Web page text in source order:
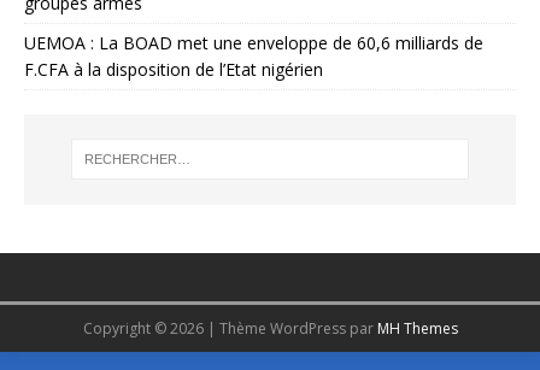
UEMOA : La BOAD met une enveloppe de 60,6 milliards de
F.CFA à la disposition de l’Etat nigérien
Copyright © 2026 | Thème WordPress par MH Themes